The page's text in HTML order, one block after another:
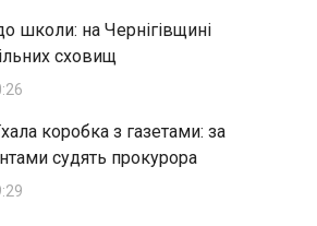
школи: на Чернігівщині
сховищ
коробка з газетами: за
судять прокурора